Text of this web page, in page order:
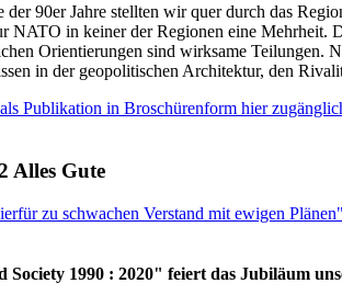
90er Jahre stellten wir quer durch das
NATO in keiner der Regionen eine Mehrheit.
Orientierungen sind wirksame Teilungen.
in der geopolitischen Architektur, den
Publikation in Broschürenform hier
Alles Gute
zu schwachen Verstand mit ewigen
1990 : 2020" feiert das Jubiläum